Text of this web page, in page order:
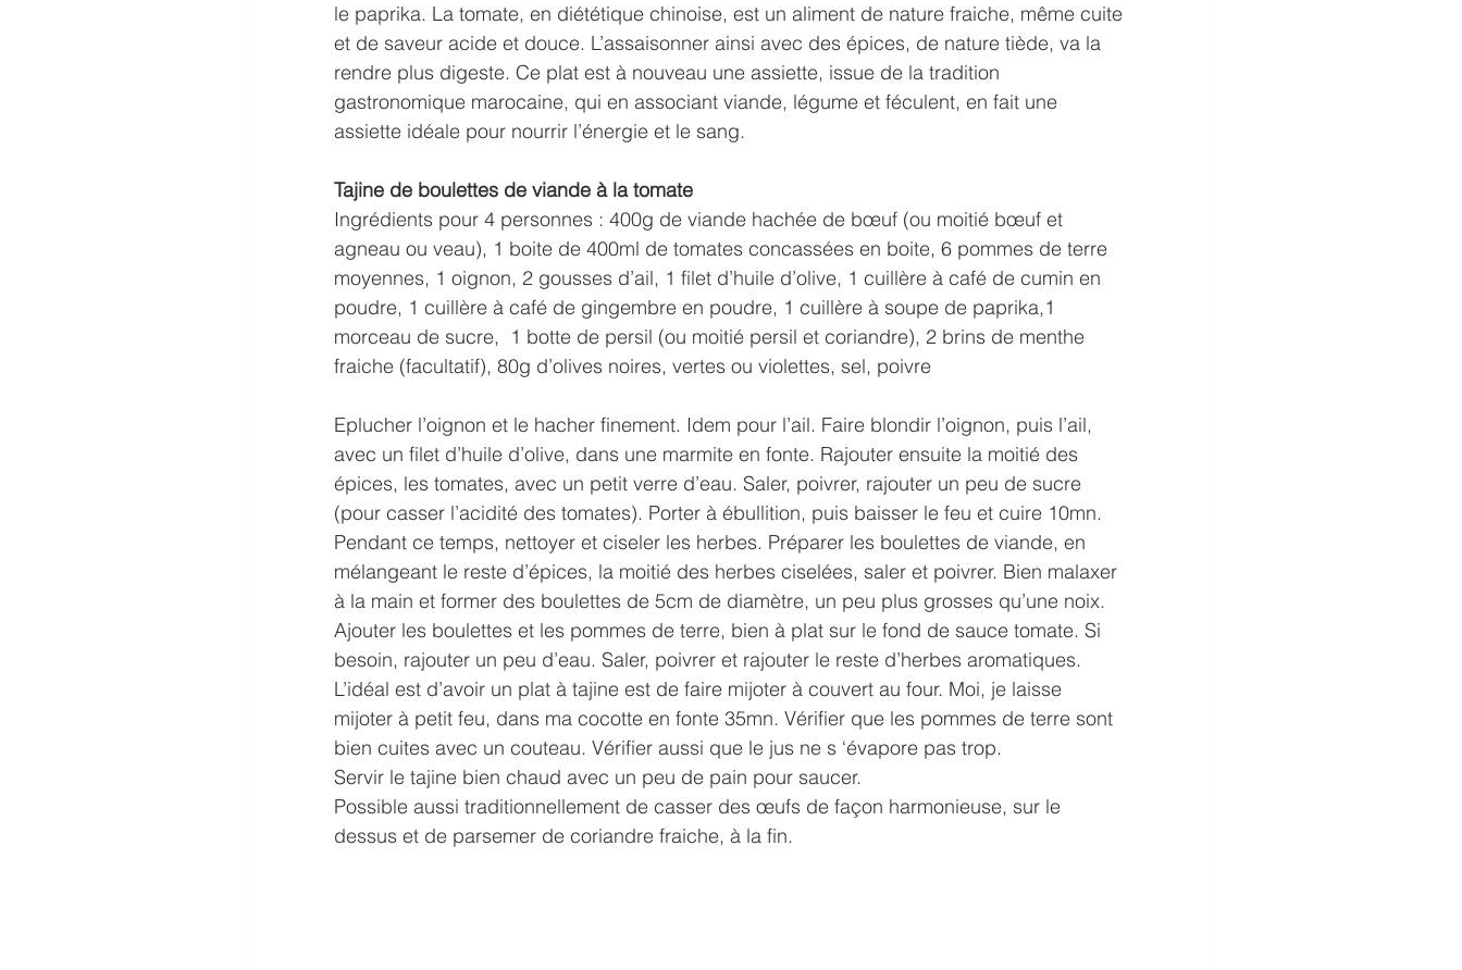
le paprika. La tomate, en diététique chinoise, est un aliment de nature fraiche, même cuite
et de saveur acide et douce. L’assaisonner ainsi avec des épices, de nature tiède, va la
rendre plus digeste. Ce plat est à nouveau une assiette, issue de la tradition
gastronomique marocaine, qui en associant viande, légume et féculent, en fait une
assiette idéale pour nourrir l’énergie et le sang.
Tajine de boulettes de viande à la tomate
Ingrédients pour 4 personnes : 400g de viande hachée de bœuf (ou moitié bœuf et
agneau ou veau), 1 boite de 400ml de tomates concassées en boite, 6 pommes de terre
moyennes, 1 oignon, 2 gousses d’ail, 1 filet d’huile d’olive, 1 cuillère à café de cumin en
poudre, 1 cuillère à café de gingembre en poudre, 1 cuillère à soupe de paprika,1
morceau de sucre,  1 botte de persil (ou moitié persil et coriandre), 2 brins de menthe
fraiche (facultatif), 80g d’olives noires, vertes ou violettes, sel, poivre
Eplucher l’oignon et le hacher finement. Idem pour l’ail. Faire blondir l’oignon, puis l’ail,
avec un filet d’huile d’olive, dans une marmite en fonte. Rajouter ensuite la moitié des
épices, les tomates, avec un petit verre d’eau. Saler, poivrer, rajouter un peu de sucre
(pour casser l’acidité des tomates). Porter à ébullition, puis baisser le feu et cuire 10mn.
Pendant ce temps, nettoyer et ciseler les herbes. Préparer les boulettes de viande, en
mélangeant le reste d’épices, la moitié des herbes ciselées, saler et poivrer. Bien malaxer
à la main et former des boulettes de 5cm de diamètre, un peu plus grosses qu’une noix.
Ajouter les boulettes et les pommes de terre, bien à plat sur le fond de sauce tomate. Si
besoin, rajouter un peu d’eau. Saler, poivrer et rajouter le reste d’herbes aromatiques.
L’idéal est d’avoir un plat à tajine est de faire mijoter à couvert au four. Moi, je laisse
mijoter à petit feu, dans ma cocotte en fonte 35mn. Vérifier que les pommes de terre sont
bien cuites avec un couteau. Vérifier aussi que le jus ne s ‘évapore pas trop.
Servir le tajine bien chaud avec un peu de pain pour saucer.
Possible aussi traditionnellement de casser des œufs de façon harmonieuse, sur le
dessus et de parsemer de coriandre fraiche, à la fin.